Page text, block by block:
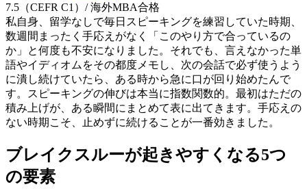
7.5（CEFR C1）/ 海外MBA合格
私自身、留学なしで毎日スピーキングを練習していた時期、
数週間まったく手応えがなく「このやり方で合っているの
か」と何度も不安になりました。それでも、言えなかった単
語やイディオムをその都度メモし、次の会話で必ず使うよう
に潰し続けていたら、ある時から急に口が回り始めたんで
す。スピーキングの伸びは本当に指数関数的。最初はただの
積み上げが、ある瞬間にまとめて表に出てきます。手応えの
ない時期こそ、止めずに続けることが一番効きました。
ブレイクスルーが起きやすくなる5つ
の要素